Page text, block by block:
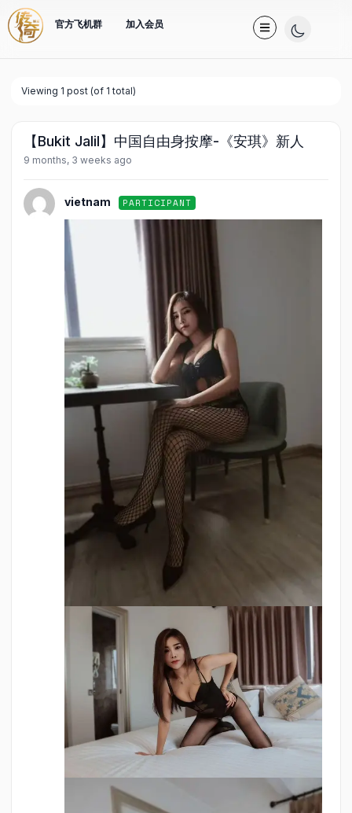
官方飞机群 加入会员
Viewing 1 post (of 1 total)
【Bukit Jalil】中国自由身按摩-《安琪》新人
9 months, 3 weeks ago
vietnam PARTICIPANT